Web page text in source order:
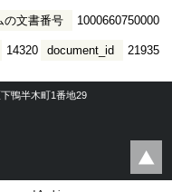
の文書番号 1000660750000
document_id 21935
14320
鴨半木町1番地29